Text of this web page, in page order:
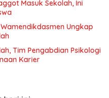
Masuk Sekolah, Ini
Ungkap
Tim Pengabdian Psikologi
Karier